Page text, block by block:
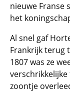
nieuwe Franse
het
Al snel gaf
Frankrijk terug
1807 was ze
zoontje